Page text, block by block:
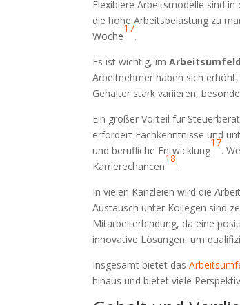
Flexiblere Arbeitsmodelle sind
die hohe Arbeitsbelastung zu
Woche
17
.
Es ist wichtig, im
Arbeitnehmer haben sich
Gehälter stark variieren,
Ein großer Vorteil für
erfordert Fachkenntnisse und
und berufliche Entwicklung
17
.
Karrierechancen
18
.
In vielen Kanzleien wird die
Austausch unter Kollegen sind
Mitarbeiterbindung, da eine
innovative Lösungen, um
Insgesamt bietet das
hinaus und bietet viele